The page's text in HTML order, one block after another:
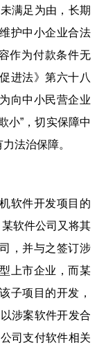
满足为由，长期
护中小企业合法
作为付款条件无
进法》第六十八
向中小民营企业
小”，切实保障中
法治保障。
软件开发项目的
软件公司又将其
，并与之签订涉
上市企业，而某
子项目的开发，
涉案软件开发合
司支付软件相关